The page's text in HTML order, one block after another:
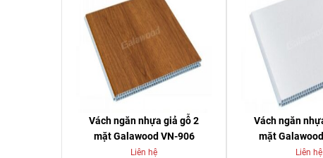
Vách ngăn nhựa giả gỗ 2
mặt Galawood VN-906
Liên hệ
Vách ngăn
mặt
Liên hệ